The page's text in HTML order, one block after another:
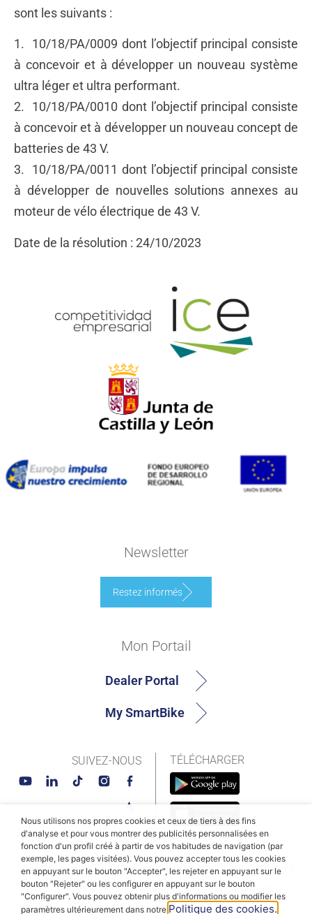
sont les suivants :
1. 10/18/PA/0009 dont l’objectif principal consiste
à concevoir et à développer un nouveau système
ultra léger et ultra performant.
2. 10/18/PA/0010 dont l’objectif principal consiste
à concevoir et à développer un nouveau concept de
batteries de 43 V.
3. 10/18/PA/0011 dont l’objectif principal consiste
à développer de nouvelles solutions annexes au
moteur de vélo électrique de 43 V.
Date de la résolution : 24/10/2023
Newsletter
Restez informés
TÉLÉCHARGER
Mon Portail
Dealer Portal
My SmartBike
SUIVEZ-NOUS
© MAHLE SmartBike Systems 2026Conditions générales
Politique de confidentialitéPolitique des cookies
Nous utilisons nos propres cookies et ceux de tiers à des fins
d'analyse et pour vous montrer des publicités personnalisées en
fonction d'un profil créé à partir de vos habitudes de navigation (par
exemple, les pages visitées). Vous pouvez accepter tous les cookies
en appuyant sur le bouton "Accepter", les rejeter en appuyant sur le
bouton "Rejeter" ou les configurer en appuyant sur le bouton
"Configurer". Vous pouvez obtenir plus d'informations ou modifier les
paramètres ultérieurement dans notre Politique des cookies.